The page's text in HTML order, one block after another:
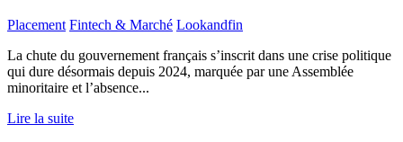
Placement Fintech & Marché Lookandfin
La chute du gouvernement français s’inscrit dans une crise politique
qui dure désormais depuis 2024, marquée par une Assemblée
minoritaire et l’absence...
Lire la suite